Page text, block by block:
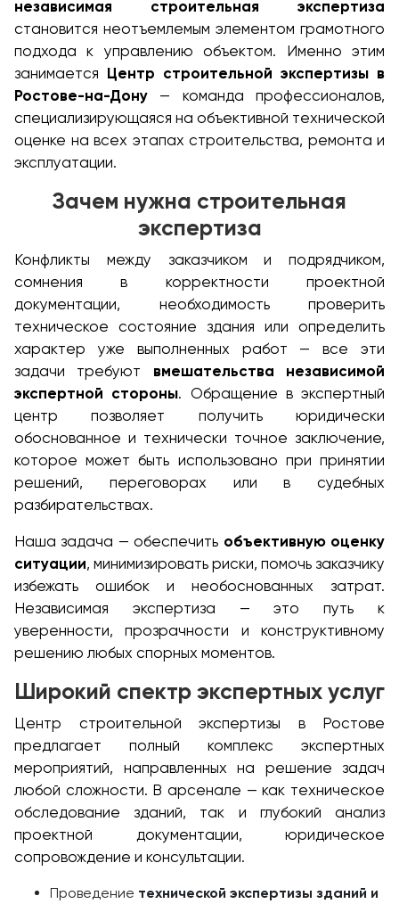
независимая строительная экспертиза
становится неотъемлемым элементом грамотного
подхода к управлению объектом. Именно этим
занимается Центр строительной экспертизы в
Ростове-на-Дону — команда профессионалов,
специализирующаяся на объективной технической
оценке на всех этапах строительства, ремонта и
эксплуатации.
Зачем нужна строительная
экспертиза
Конфликты между заказчиком и подрядчиком,
сомнения в корректности проектной
документации, необходимость проверить
техническое состояние здания или определить
характер уже выполненных работ — все эти
задачи требуют вмешательства независимой
экспертной стороны. Обращение в экспертный
центр позволяет получить юридически
обоснованное и технически точное заключение,
которое может быть использовано при принятии
решений, переговорах или в судебных
разбирательствах.
Наша задача — обеспечить объективную оценку
ситуации, минимизировать риски, помочь заказчику
избежать ошибок и необоснованных затрат.
Независимая экспертиза — это путь к
уверенности, прозрачности и конструктивному
решению любых спорных моментов.
Широкий спектр экспертных услуг
Центр строительной экспертизы в Ростове
предлагает полный комплекс экспертных
мероприятий, направленных на решение задач
любой сложности. В арсенале — как техническое
обследование зданий, так и глубокий анализ
проектной документации, юридическое
сопровождение и консультации.
Проведение технической экспертизы зданий и